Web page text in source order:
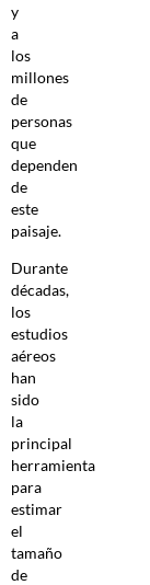
y
a
los
millones
de
personas
que
dependen
de
este
paisaje.
Durante
décadas,
los
estudios
aéreos
han
sido
la
principal
herramienta
para
estimar
el
tamaño
de